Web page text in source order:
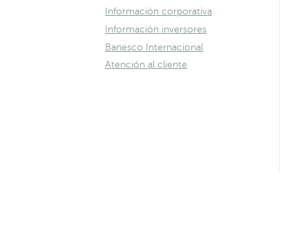
Información corporativa
Información inversores
Banesco Internacional
Atención al cliente